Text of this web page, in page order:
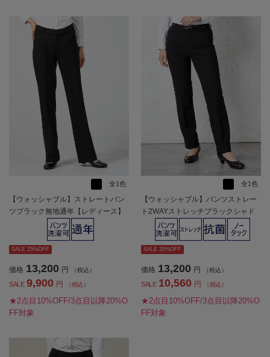
全1色
【ウォッシャブル】ストレートパン
ツブラック無地通年【レディース】
SALE 25%OFF
価格 13,200 円 （税込）
SALE 9,900 円 （税込）
★2点目10%OFF/3点目以降20%O
FF対象
全1色
【ウォッシャブル】パンツストレー
ト2WAYストレッチブラックシャド
ウストライプ通年【レディース】
SALE 20%OFF
価格 13,200 円 （税込）
SALE 10,560 円 （税込）
★2点目10%OFF/3点目以降20%O
FF対象